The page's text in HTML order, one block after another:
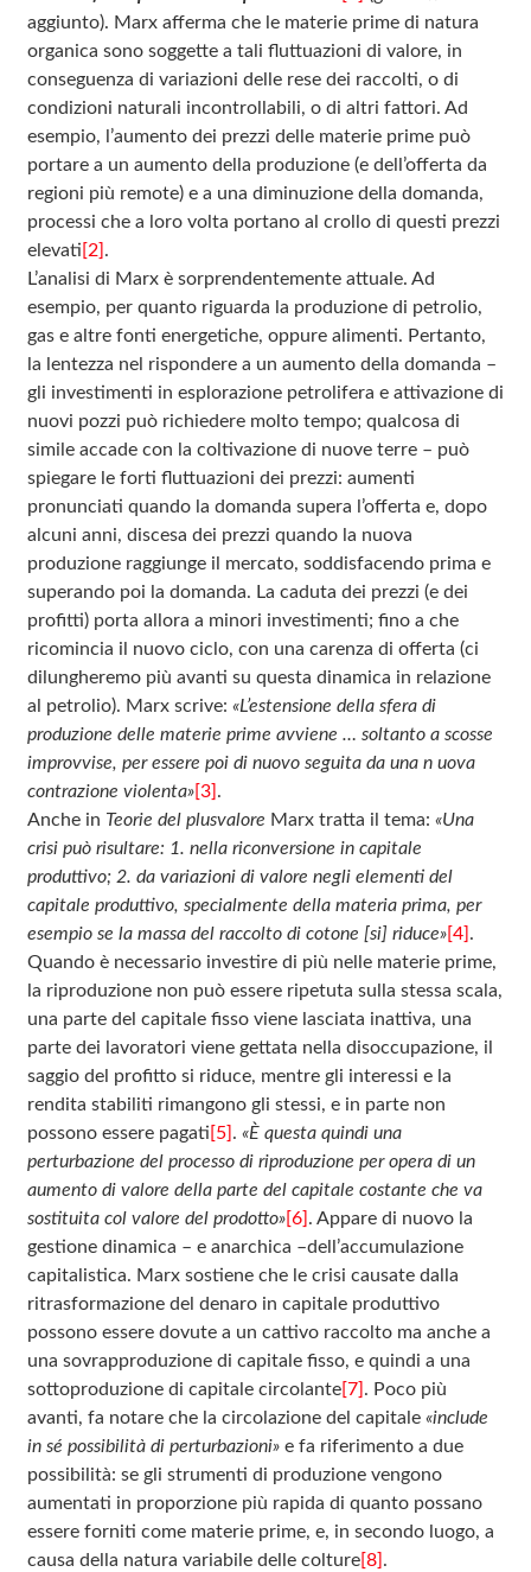
aggiunto). Marx afferma che le materie prime di natura
organica sono soggette a tali fluttuazioni di valore, in
conseguenza di variazioni delle rese dei raccolti, o di
condizioni naturali incontrollabili, o di altri fattori. Ad
esempio, l’aumento dei prezzi delle materie prime può
portare a un aumento della produzione (e dell’offerta da
regioni più remote) e a una diminuzione della domanda,
processi che a loro volta portano al crollo di questi prezzi
elevati [2] .
L’analisi di Marx è sorprendentemente attuale. Ad
esempio, per quanto riguarda la produzione di petrolio,
gas e altre fonti energetiche, oppure alimenti. Pertanto,
la lentezza nel rispondere a un aumento della domanda –
gli investimenti in esplorazione petrolifera e attivazione di
nuovi pozzi può richiedere molto tempo; qualcosa di
simile accade con la coltivazione di nuove terre – può
spiegare le forti fluttuazioni dei prezzi: aumenti
pronunciati quando la domanda supera l’offerta e, dopo
alcuni anni, discesa dei prezzi quando la nuova
produzione raggiunge il mercato, soddisfacendo prima e
superando poi la domanda. La caduta dei prezzi (e dei
profitti) porta allora a minori investimenti; fino a che
ricomincia il nuovo ciclo, con una carenza di offerta (ci
dilungheremo più avanti su questa dinamica in relazione
al petrolio). Marx scrive: «L’estensione della sfera di
produzione delle materie prime avviene … soltanto a scosse
improvvise, per essere poi di nuovo seguita da una n uova
contrazione violenta»[3] .
Anche in Teorie del plusvalore Marx tratta il tema: «Una
crisi può risultare: 1. nella riconversione in capitale
produttivo; 2. da variazioni di valore negli elementi del
capitale produttivo, specialmente della materia prima, per
esempio se la massa del raccolto di cotone [si] riduce»[4] .
Quando è necessario investire di più nelle materie prime,
la riproduzione non può essere ripetuta sulla stessa scala,
una parte del capitale fisso viene lasciata inattiva, una
parte dei lavoratori viene gettata nella disoccupazione, il
saggio del profitto si riduce, mentre gli interessi e la
rendita stabiliti rimangono gli stessi, e in parte non
possono essere pagati [5] . «È questa quindi una
perturbazione del processo di riproduzione per opera di un
aumento di valore della parte del capitale costante che va
sostituita col valore del prodotto»[6] . Appare di nuovo la
gestione dinamica – e anarchica –dell’accumulazione
capitalistica. Marx sostiene che le crisi causate dalla
ritrasformazione del denaro in capitale produttivo
possono essere dovute a un cattivo raccolto ma anche a
una sovrapproduzione di capitale fisso, e quindi a una
sottoproduzione di capitale circolante[7] . Poco più
avanti, fa notare che la circolazione del capitale «include
in sé possibilità di perturbazioni»e fa riferimento a due
possibilità: se gli strumenti di produzione vengono
aumentati in proporzione più rapida di quanto possano
essere forniti come materie prime, e, in secondo luogo, a
causa della natura variabile delle colture[8] .